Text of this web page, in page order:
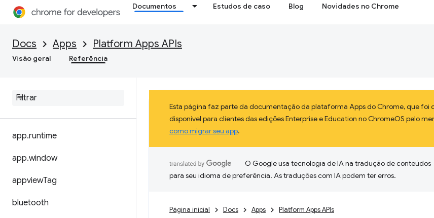
Documentos Estudos de caso Blog Novidades no Chrome
Docs Apps Platform Apps APIs
Visão geral Referência
app.runtime
app.window
appviewTag
bluetooth
Esta página faz parte da documentação da plataforma Apps do Chrome, que foi
disponível para clientes das edições Enterprise e Education no ChromeOS pelo
como migrar seu app.
O Google usa tecnologia de IA na tradução de conteúdos
para seu idioma de preferência. As traduções com IA podem ter erros.
Página inicial Docs Apps Platform Apps APIs